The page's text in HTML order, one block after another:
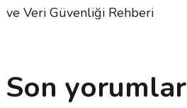
ve Veri Güvenliği Rehberi
Son yorumlar